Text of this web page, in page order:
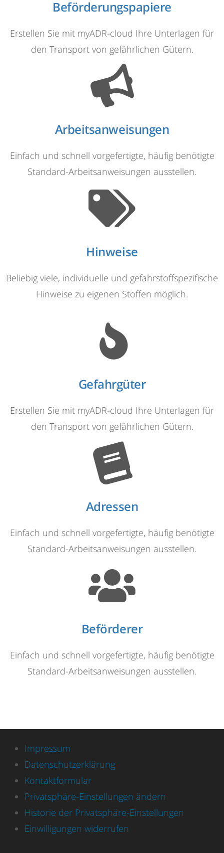
Beförderungspapiere
Erstellen Sie mit myADR-cloud Ihre Unterlagen für
den Transport von gefährlichen Gütern.​
Arbeitsanweisungen
Einfach und schnell vorgefertigte, häufig benötigte
Standard-Arbeitsanweisungen ausstellen.
Hinweise
Beliebig viele, individuelle und gefahrstoffspezifische
Hinweise zu eigenen Stoffen möglich.
Gefahrgüter
Erstellen Sie mit myADR-cloud Ihre Unterlagen für
den Transport von gefährlichen Gütern.​
Adressen
Einfach und schnell vorgefertigte, häufig benötigte
Standard-Arbeitsanweisungen ausstellen.
Beförderer
Einfach und schnell vorgefertigte, häufig benötigte
Standard-Arbeitsanweisungen ausstellen.
Impressum
Datenschutzerklärung
Kontaktformular
Privatsphäre-Einstellungen ändern
Historie der Privatsphäre-Einstellungen
Einwilligungen widerrufen